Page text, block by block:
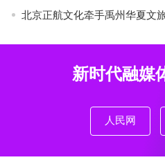
北京正航文化牵手禹州华夏文
新时代融媒
人民网